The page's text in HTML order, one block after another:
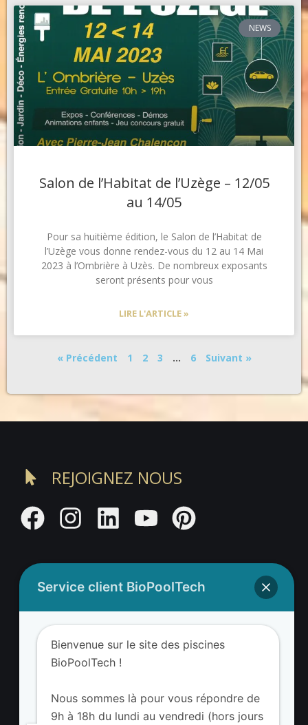
NEWS
Salon de l’Habitat de l’Uzège – 12/05
au 14/05
Pour sa huitième édition, le Salon de l’Habitat de
l’Uzège vous donne rendez-vous du 12 au 14 Mai
2023 à l’Ombrière à Uzès. De nombreux exposants
seront présents pour vous
LIRE L'ARTICLE »
« Précédent 1 2 3 … 6 Suivant »
REJOIGNEZ NOUS
Adresse BioValue BioPoolTech
BioValue BioPoolTech
Avenue Louis Philibert
Tel. (+33) 09 8008 3650
Service client BioPoolTech
Bienvenue sur le site des piscines
BioPoolTech !
Nous sommes là pour vous répondre de
9h à 18h du lundi au vendredi (hors jours